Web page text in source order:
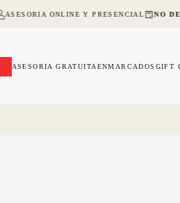
ASESORIA ONLINE Y PRESENCIAL NO
ASESORIA GRATUITA ENMARCADOS GIFT